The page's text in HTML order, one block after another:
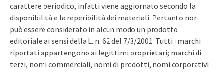
carattere periodico, infatti viene aggiornato secondo la
disponibilità e la reperibilità dei materiali. Pertanto non
può essere considerato in alcun modo un prodotto
editoriale ai sensi della L. n. 62 del 7/3/2001. Tutti i marchi
riportati appartengono ai legittimi proprietari; marchi di
terzi, nomi commerciali, nomi di prodotti, nomi corporativi